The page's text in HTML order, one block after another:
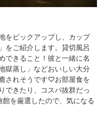
をピックアップし、カップ
をご紹介します。貸切風呂
できること！彼と一緒に名
獄蒸し」などおいしい大分
されそうです♡お部屋食を
できたり、コスパ抜群だっ
を厳選したので、気になる